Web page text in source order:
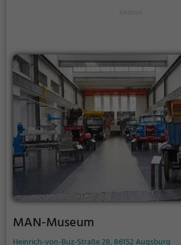
MAN-Museum
Heinrich-von-Buz-Straße 28, 86152 Augsburg